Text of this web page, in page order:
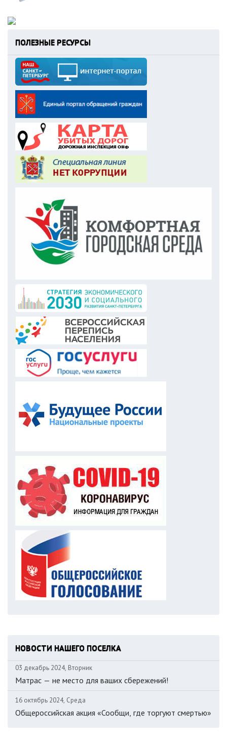
ПОЛЕЗНЫЕ РЕСУРСЫ
НОВОСТИ НАШЕГО ПОСЕЛКА
03 декабрь 2024, Вторник
Матрас — не место для ваших сбережений!
16 октябрь 2024, Среда
Общероссийская акция «Сообщи, где торгуют смертью»